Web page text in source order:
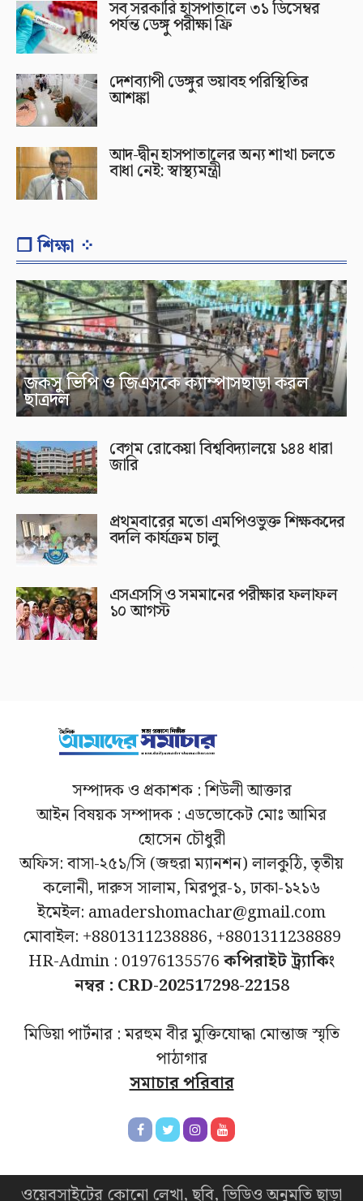
সব সরকারি হাসপাতালে ৩১ ডিসেম্বর
পর্যন্ত ডেঙ্গু পরীক্ষা ফ্রি
দেশব্যাপী ডেঙ্গুর ভয়াবহ পরিস্থিতির
আশঙ্কা
আদ-দ্বীন হাসপাতালের অন্য শাখা চলতে
বাধা নেই: স্বাস্থ্যমন্ত্রী
❐ শিক্ষা ⁘
জকসু ভিপি ও জিএসকে ক্যাম্পাসছাড়া করল
ছাত্রদল
বেগম রোকেয়া বিশ্ববিদ্যালয়ে ১৪৪ ধারা
জারি
প্রথমবারের মতো এমপিওভুক্ত শিক্ষকদের
বদলি কার্যক্রম চালু
এসএসসি ও সমমানের পরীক্ষার ফলাফল
১০ আগস্ট
সম্পাদক ও প্রকাশক : শিউলী আক্তার
আইন বিষয়ক সম্পাদক : এডভোকেট মোঃ আমির
হোসেন চৌধুরী
অফিস: বাসা-২৫১/সি (জহুরা ম্যানশন) লালকুঠি, তৃতীয়
কলোনী, দারুস সালাম, মিরপুর-১, ঢাকা-১২১৬
ইমেইল: amadershomachar@gmail.com
মোবাইল: +8801311238886, +8801311238889
HR-Admin : 01976135576কপিরাইট ট্র্যাকিং
নম্বর : CRD-202517298-22158
মিডিয়া পার্টনার : মরহুম বীর মুক্তিযোদ্ধা মোন্তাজ স্মৃতি
পাঠাগার
সমাচার পরিবার
ওয়েবসাইটের কোনো লেখা, ছবি, ভিডিও অনুমতি ছাড়া